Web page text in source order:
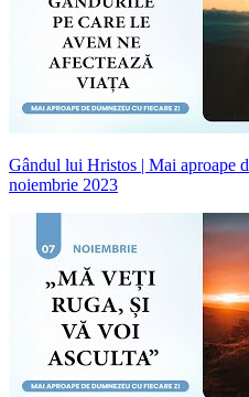
Gândul lui Hristos | Mai aproape
noiembrie 2023